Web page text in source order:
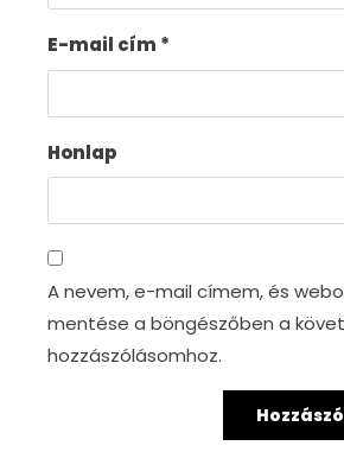
E-mail cím *
Honlap
A nevem, e-mail címem, és
mentése a böngészőben a
hozzászólásomhoz.